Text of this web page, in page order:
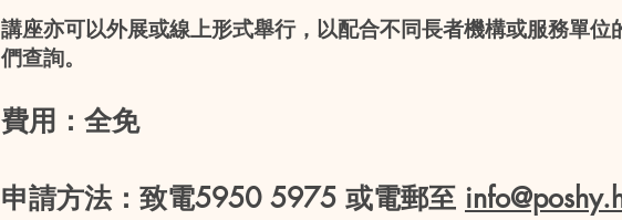
講座亦可以外展或線上形式舉行，以配合不同長者機構或服務單位
們查詢。
費用：全免
申請方法：致電5950 5975 或電郵至 info